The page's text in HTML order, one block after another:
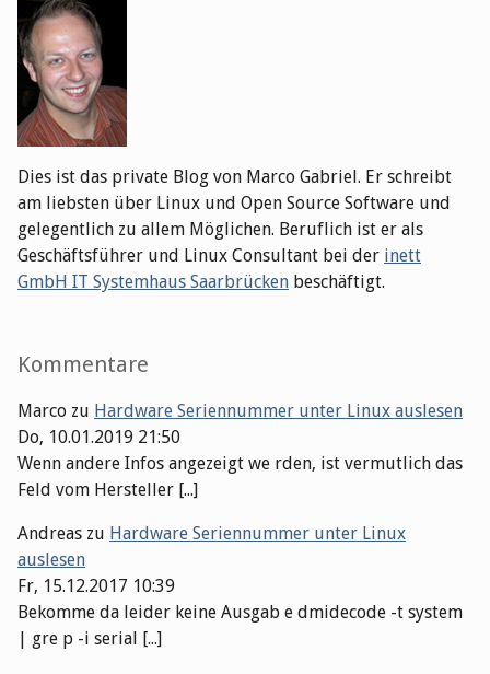
Dies ist das private Blog von Marco Gabriel. Er schreibt
am liebsten über Linux und Open Source Software und
gelegentlich zu allem Möglichen. Beruflich ist er als
Geschäftsführer und Linux Consultant bei der inett
GmbH IT Systemhaus Saarbrücken beschäftigt.
Kommentare
Marco zu Hardware Seriennummer unter Linux auslesen
Do, 10.01.2019 21:50
Wenn andere Infos angezeigt we rden, ist vermutlich das
Feld vom Hersteller [...]
Andreas zu Hardware Seriennummer unter Linux
auslesen
Fr, 15.12.2017 10:39
Bekomme da leider keine Ausgab e dmidecode -t system
| gre p -i serial [...]